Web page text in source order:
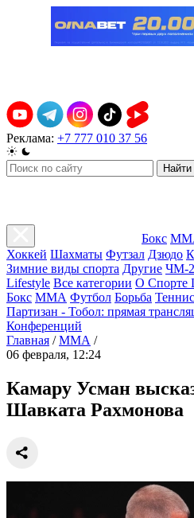
Реклама: +7 777 010 37 56
Найти
Бокс
Хоккей Шахматы Футзал Дзюдо
Зимние виды спорта Другие ЧМ-
Lifestyle Все категории О Спорте
Бокс ММА Футбол Борьба Теннис
Партизан - Тобол: прямая
Конференций
Главная / ММА /
06 февраля, 12:24
Камару Усман
Шавката Рахмонова